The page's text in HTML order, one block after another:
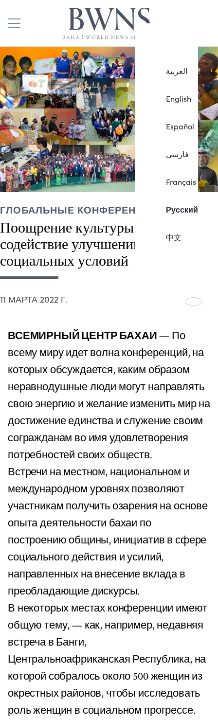
العربية
English
Español
فارسی
Français
Русский
中文
ГЛОБАЛЬНЫЕ КОНФЕРЕНЦИИ
Поощрение культуры мира,
содействие улучшению
социальных условий
11 МАРТА 2022 Г.
ВСЕМИРНЫЙ ЦЕНТР БАХАИ— По
всему миру идет волна конференций, на
которых обсуждается, каким образом
неравнодушные люди могут направлять
свою энергию и желание изменить мир на
достижение единства и служение своим
согражданам во имя удовлетворения
потребностей своих обществ.
Встречи на местном, национальном и
международном уровнях позволяют
участникам получить озарения на основе
опыта деятельности бахаи по
построению общины, инициатив в сфере
социального действия и усилий,
направленных на внесение вклада в
преобладающие дискурсы.
В некоторых местах конференции имеют
общую тему, — как, например, недавняя
встреча в Банги,
Центральноафриканская Республика, на
которой собралось около 500 женщин из
окрестных районов, чтобы исследовать
роль женщин в социальном прогрессе.